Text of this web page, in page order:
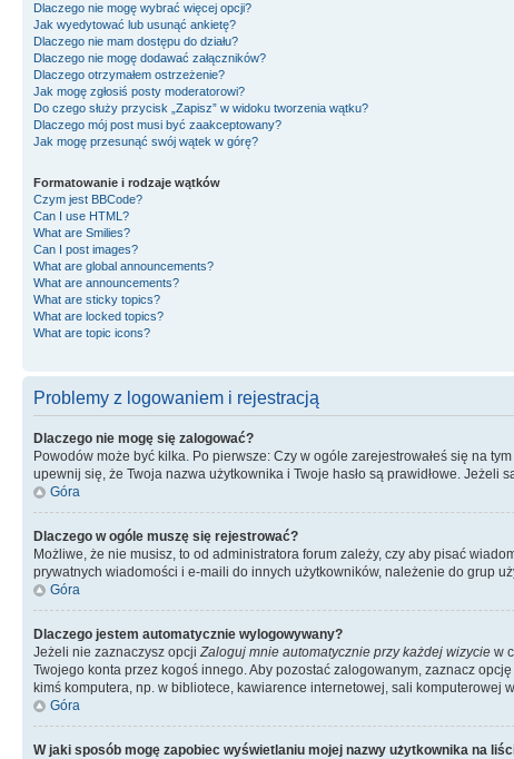
Dlaczego nie mogę wybrać więcej opcji?
Jak wyedytować lub usunąć ankietę?
Dlaczego nie mam dostępu do działu?
Dlaczego nie mogę dodawać załączników?
Dlaczego otrzymałem ostrzeżenie?
Jak mogę zgłosiś posty moderatorowi?
Do czego służy przycisk „Zapisz” w widoku tworzenia wątku?
Dlaczego mój post musi być zaakceptowany?
Jak mogę przesunąć swój wątek w górę?
Formatowanie i rodzaje wątków
Czym jest BBCode?
Can I use HTML?
What are Smilies?
Can I post images?
What are global announcements?
What are announcements?
What are sticky topics?
What are locked topics?
What are topic icons?
Problemy z logowaniem i rejestracją
Dlaczego nie mogę się zalogować?
Powodów może być kilka. Po pierwsze: Czy w ogóle zarejestrowałeś się na
upewnij się, że Twoja nazwa użytkownika i Twoje hasło są prawidłowe.
Góra
Dlaczego w ogóle muszę się rejestrować?
Możliwe, że nie musisz, to od administratora forum zależy, czy aby pisać
prywatnych wiadomości i e-maili do innych użytkowników, należenie do grup
Góra
Dlaczego jestem automatycznie wylogowywany?
Jeżeli nie zaznaczysz opcjiZaloguj mnie automatycznie przy każdej wizycie w
Twojego konta przez kogoś innego. Aby pozostać zalogowanym, zaznacz
kimś komputera, np. w bibliotece, kawiarence internetowej, sali komputerowej
Góra
W jaki sposób mogę zapobiec wyświetlaniu mojej nazwy użytkownika na